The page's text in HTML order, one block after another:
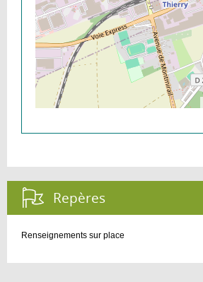
Repères :
Renseignements sur place